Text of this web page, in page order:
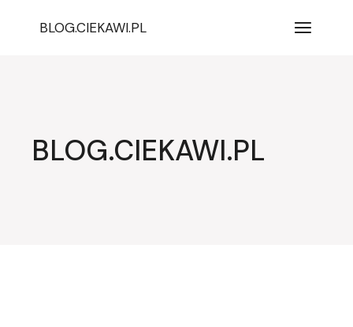
BLOG.CIEKAWI.PL
BLOG.CIEKAWI.PL